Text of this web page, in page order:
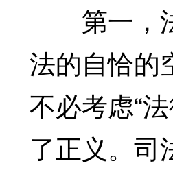
第一，法
法的自恰的
不必考虑“
了正义。司